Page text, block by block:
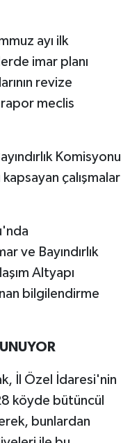
ayı ilk
imar planı
revize
meclis
Komisyonu
çalışmalar
ve Bayındırlık
Altyapı
bilgilendirme
İl Özel İdaresi'nin
köyde bütüncül
bunlardan